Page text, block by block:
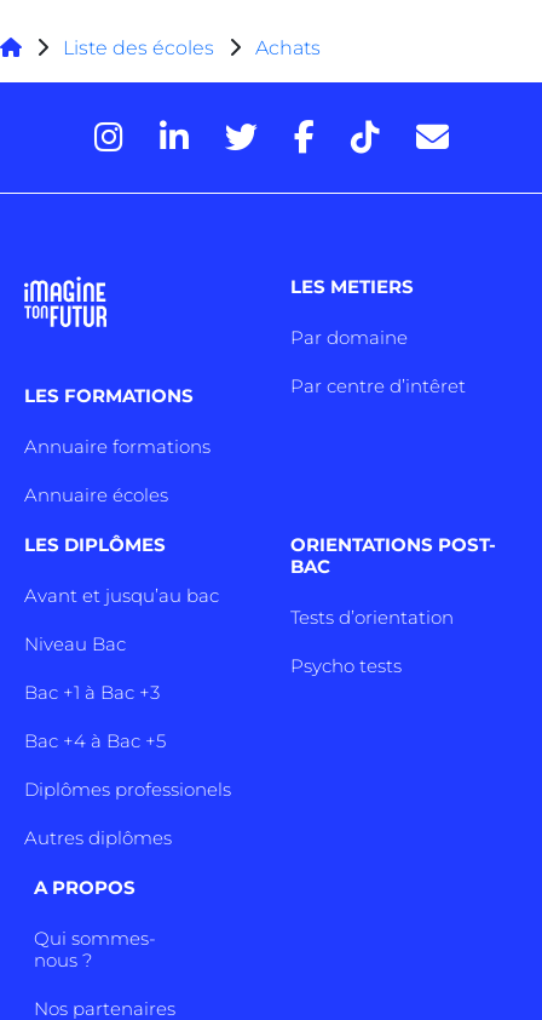
Liste des écoles Achats
LES FORMATIONS
Annuaire formations
Annuaire écoles
LES METIERS
Par domaine
Par centre d’intêret
LES DIPLÔMES
Avant et jusqu’au bac
Niveau Bac
Bac +1 à Bac +3
Bac +4 à Bac +5
Diplômes professionels
Autres diplômes
ORIENTATIONS POST-
BAC
Tests d’orientation
Psycho tests
A PROPOS
Qui sommes-
nous ?
Nos partenaires